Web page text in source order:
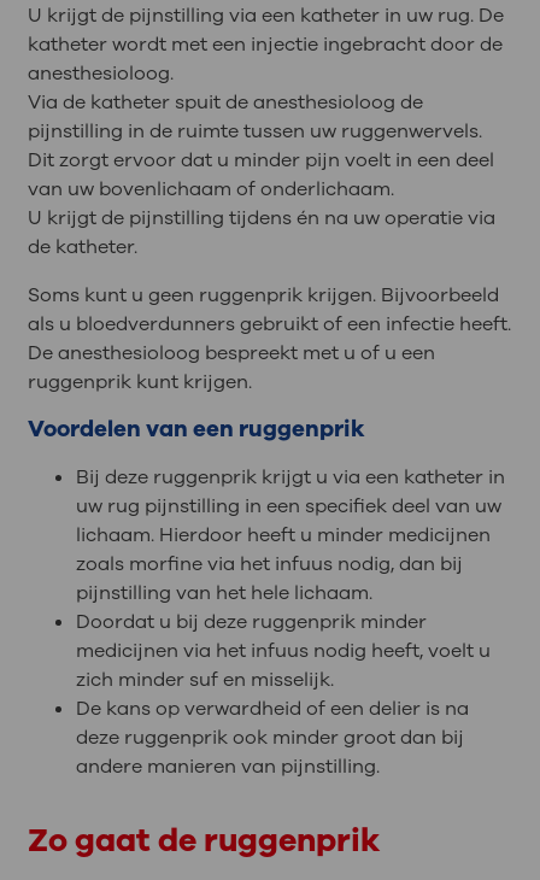
U krijgt de pijnstilling via een katheter in uw rug. De
katheter wordt met een injectie ingebracht door de
anesthesioloog.
Via de katheter spuit de anesthesioloog de
pijnstilling in de ruimte tussen uw ruggenwervels.
Dit zorgt ervoor dat u minder pijn voelt in een deel
van uw bovenlichaam of onderlichaam.
U krijgt de pijnstilling tijdens én na uw operatie via
de katheter.
Soms kunt u geen ruggenprik krijgen. Bijvoorbeeld
als u bloedverdunners gebruikt of een infectie heeft.
De anesthesioloog bespreekt met u of u een
ruggenprik kunt krijgen.
Voordelen van een ruggenprik
Bij deze ruggenprik krijgt u via een katheter in
uw rug pijnstilling in een specifiek deel van uw
lichaam. Hierdoor heeft u minder medicijnen
zoals morfine via het infuus nodig, dan bij
pijnstilling van het hele lichaam.
Doordat u bij deze ruggenprik minder
medicijnen via het infuus nodig heeft, voelt u
zich minder suf en misselijk.
De kans op verwardheid of een delier is na
deze ruggenprik ook minder groot dan bij
andere manieren van pijnstilling.
Zo gaat de ruggenprik